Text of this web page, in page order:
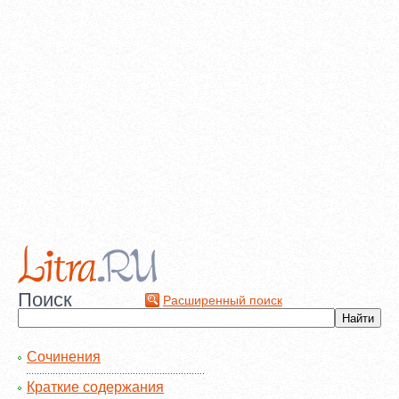
Поиск Расширенный поиск
Сочинения
Краткие содержания